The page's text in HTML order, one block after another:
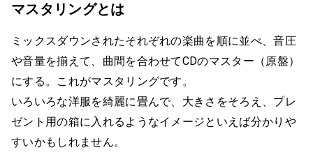
マスタリングとは
ミックスダウンされたそれぞれの楽曲を順に並べ、音圧
や音量を揃えて、曲間を合わせてCDのマスター（原盤）
にする。これがマスタリングです。
いろいろな洋服を綺麗に畳んで、大きさをそろえ、プレ
ゼント用の箱に入れるようなイメージといえば分かりや
すいかもしれません。